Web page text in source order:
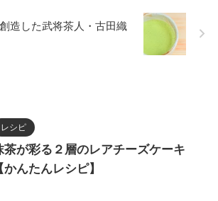
造した武将茶人・古田織
レシピ
茶が彩る２層のレアチーズケーキ
【かんたんレシピ】